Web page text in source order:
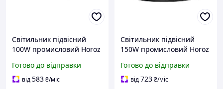
Світильник підвісний
100W промисловий Horoz
вологозахищений 6400K
IP65
Готово до відправки
від583₴/міс
Світильник підвісний
150W промисловий Horoz
вологозахищений 6400K
IP65
Готово до відправки
від723₴/міс